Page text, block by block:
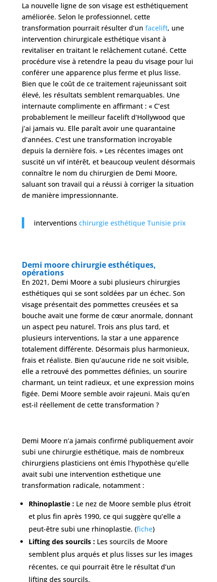
La nouvelle ligne de son visage est esthétiquement
améliorée. Selon le professionnel, cette
transformation pourrait résulter d’un facelift, une
intervention chirurgicale esthétique visant à
revitaliser en traitant le relâchement cutané. Cette
procédure vise à retendre la peau du visage pour lui
conférer une apparence plus ferme et plus lisse.
Bien que le coût de ce traitement rajeunissant soit
élevé, les résultats semblent remarquables. Une
internaute complimente en affirmant : « C’est
probablement le meilleur facelift d’Hollywood que
j’ai jamais vu. Elle paraît avoir une quarantaine
d’années. C’est une transformation incroyable
depuis la dernière fois. » Les récentes images ont
suscité un vif intérêt, et beaucoup veulent désormais
connaître le nom du chirurgien de Demi Moore,
saluant son travail qui a réussi à corriger la situation
de manière impressionnante.
interventions chirurgie esthétique Tunisie prix
Demi moore chirurgie esthétiques,
opérations
En 2021, Demi Moore a subi plusieurs chirurgies
esthétiques qui se sont soldées par un échec. Son
visage présentait des pommettes creusées et sa
bouche avait une forme de cœur anormale, donnant
un aspect peu naturel. Trois ans plus tard, et
plusieurs interventions, la star a une apparence
totalement différente. Désormais plus harmonieux,
frais et réaliste. Bien qu’aucune ride ne soit visible,
elle a retrouvé des pommettes définies, un sourire
charmant, un teint radieux, et une expression moins
figée. Demi Moore semble avoir rajeuni. Mais qu’en
est-il réellement de cette transformation ?
Demi Moore n’a jamais confirmé publiquement avoir
subi une chirurgie esthétique, mais de nombreux
chirurgiens plasticiens ont émis l’hypothèse qu’elle
avait subi une intervention esthetique une
transformation radicale, notamment :
Rhinoplastie :Le nez de Moore semble plus étroit
et plus fin après 1990, ce qui suggère qu’elle a
peut-être subi une rhinoplastie. (fiche)
Lifting des sourcils :Les sourcils de Moore
semblent plus arqués et plus lisses sur les images
récentes, ce qui pourrait être le résultat d’un
lifting des sourcils.